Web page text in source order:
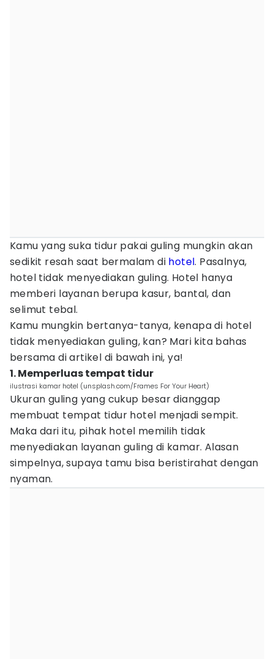
Kamu yang suka tidur pakai guling mungkin akan
sedikit resah saat bermalam di hotel. Pasalnya,
hotel tidak menyediakan guling. Hotel hanya
memberi layanan berupa kasur, bantal, dan
selimut tebal.
Kamu mungkin bertanya-tanya, kenapa di hotel
tidak menyediakan guling, kan? Mari kita bahas
bersama di artikel di bawah ini, ya!
1. Memperluas tempat tidur
ilustrasi kamar hotel (unsplash.com/Frames For Your Heart)
Ukuran guling yang cukup besar dianggap
membuat tempat tidur hotel menjadi sempit.
Maka dari itu, pihak hotel memilih tidak
menyediakan layanan guling di kamar. Alasan
simpelnya, supaya tamu bisa beristirahat dengan
nyaman.